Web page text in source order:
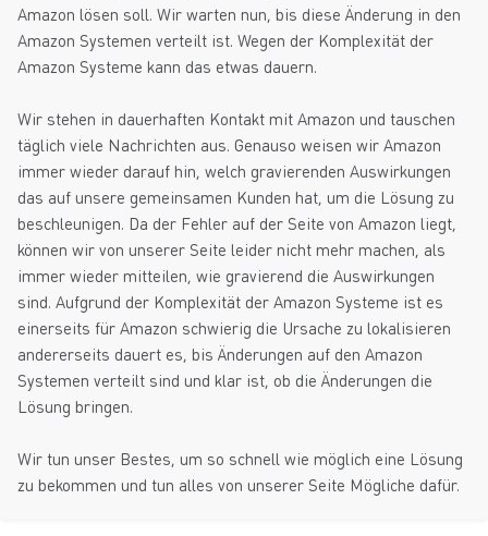
Amazon lösen soll. Wir warten nun, bis diese Änderung in den
Amazon Systemen verteilt ist. Wegen der Komplexität der
Amazon Systeme kann das etwas dauern.
Wir stehen in dauerhaften Kontakt mit Amazon und tauschen
täglich viele Nachrichten aus. Genauso weisen wir Amazon
immer wieder darauf hin, welch gravierenden Auswirkungen
das auf unsere gemeinsamen Kunden hat, um die Lösung zu
beschleunigen. Da der Fehler auf der Seite von Amazon liegt,
können wir von unserer Seite leider nicht mehr machen, als
immer wieder mitteilen, wie gravierend die Auswirkungen
sind. Aufgrund der Komplexität der Amazon Systeme ist es
einerseits für Amazon schwierig die Ursache zu lokalisieren
andererseits dauert es, bis Änderungen auf den Amazon
Systemen verteilt sind und klar ist, ob die Änderungen die
Lösung bringen.
Wir tun unser Bestes, um so schnell wie möglich eine Lösung
zu bekommen und tun alles von unserer Seite Mögliche dafür.